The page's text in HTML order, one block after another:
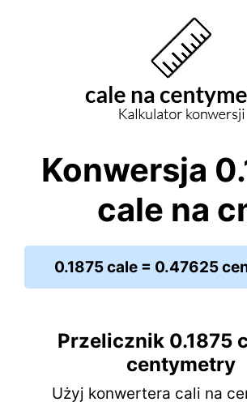
Konwersja
cale na
0.1875 cale = 0.47625
Przelicznik 0.1875
centymetry
Użyj konwertera cali na